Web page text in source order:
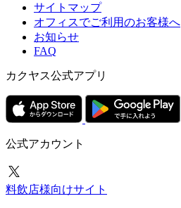
サイトマップ
オフィスでご利用のお客様へ
お知らせ
FAQ
カクヤス公式アプリ
公式アカウント
料飲店様向けサイト